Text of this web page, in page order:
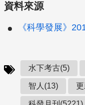
資料來源
《科學發展》
水下考古(5)
智人(13)